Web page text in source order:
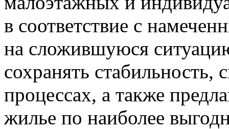
в соответствие с
на сложившуюся
сохранять стабильность,
процессах, а также
жилье по наиболее